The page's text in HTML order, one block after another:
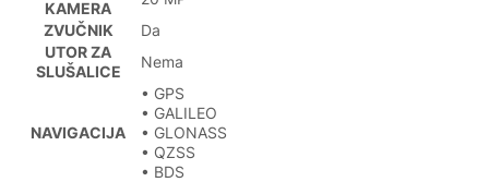
KAMERA
ZVUČNIK
Da
UTOR ZA
SLUŠALICE
Nema
NAVIGACIJA
• GPS
• GALILEO
• GLONASS
• QZSS
• BDS